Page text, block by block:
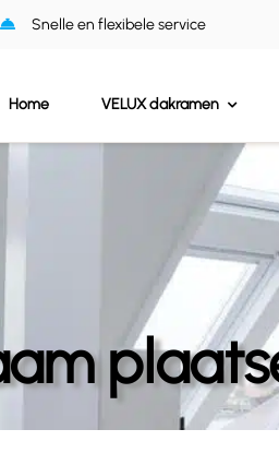
Snelle en flexibele service
Home VELUX dakramen